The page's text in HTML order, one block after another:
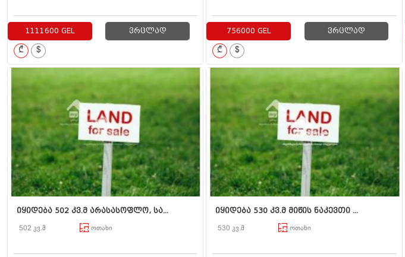
1111600 GEL ვრცლად
₾ $
756000 GEL ვრცლად
₾ $
იყიდება 502 კვ.მ არასასოფლო, სა...
502 კვ.მ ოთახი
იყიდება 530 კვ.მ მიწის ნაკევთი ...
530 კვ.მ ოთახი